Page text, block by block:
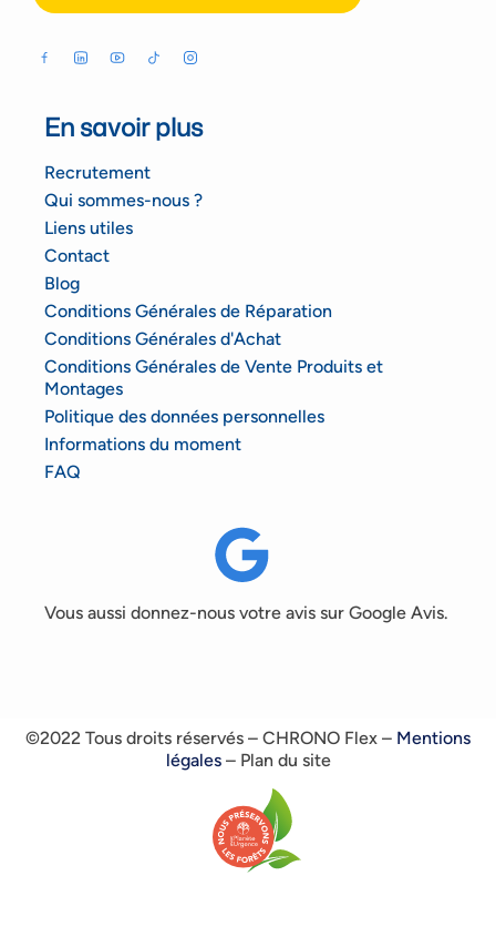
En savoir plus
Recrutement
Qui sommes-nous ?
Liens utiles
Contact
Blog
Conditions Générales de Réparation
Conditions Générales d'Achat
Conditions Générales de Vente Produits et
Montages
Politique des données personnelles
Informations du moment
FAQ
Vous aussi donnez-nous votre avis sur Google Avis.
©2022 Tous droits réservés – CHRONO Flex – Mentions
légales– Plan du site